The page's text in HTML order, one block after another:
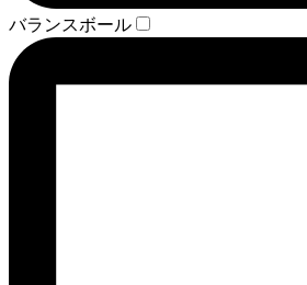
バランスボール